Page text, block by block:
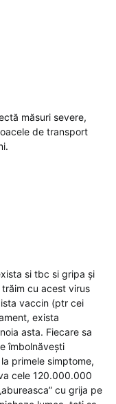
măsuri severe,
de transport
si tbc si gripa și
cu acest virus
vaccin (ptr cei
exista
asta. Fiecare sa
îmbolnăvești
primele simptome,
cele 120.000.000
cu grija pe